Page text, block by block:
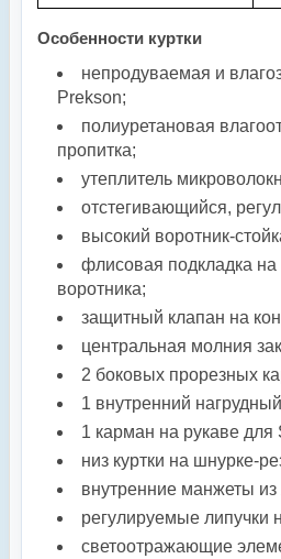
Особенности куртки
непродуваемая и
Prekson;
полиуретановая
пропитка;
утеплитель
отстегивающийся,
высокий воротник-
флисовая подкладка на
воротника;
защитный клапан на
центральная молния
2 боковых прорезных
1 внутренний
1 карман на рукаве для
низ куртки на шнурке-
внутренние манжеты из
регулируемые липучки
светоотражающие